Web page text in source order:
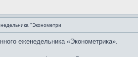
"Эконометри
еженедельника «Эконометрика».